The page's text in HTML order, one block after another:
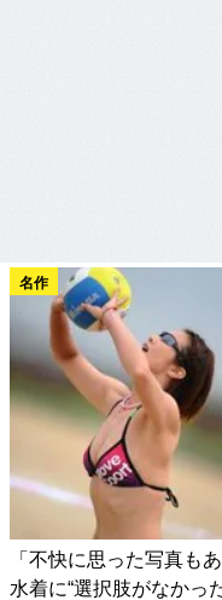
名作
「不快に思った写真も
水着に“選択肢がなかっ